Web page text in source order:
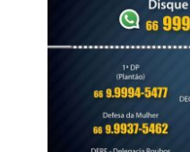
A Conquista é uma
alunos da Educação
Ensino Médio uma
integra a família, a escola
recursos, material didático
Empreendedorismo e